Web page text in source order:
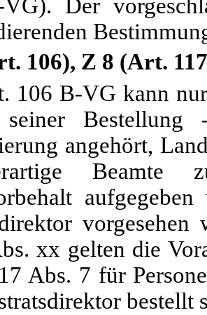
Der
106), Z 8 (Art.
106 B-VG kann
seiner
angehört,
Beamte
vorgesehen
xx gelten die
Abs. 7 für
bestellt